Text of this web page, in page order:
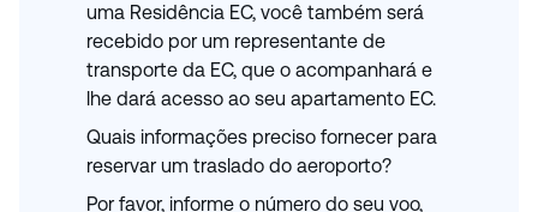
uma Residência EC, você também será
recebido por um representante de
transporte da EC, que o acompanhará e
lhe dará acesso ao seu apartamento EC.
Quais informações preciso fornecer para
reservar um traslado do aeroporto?
Por favor, informe o número do seu voo,